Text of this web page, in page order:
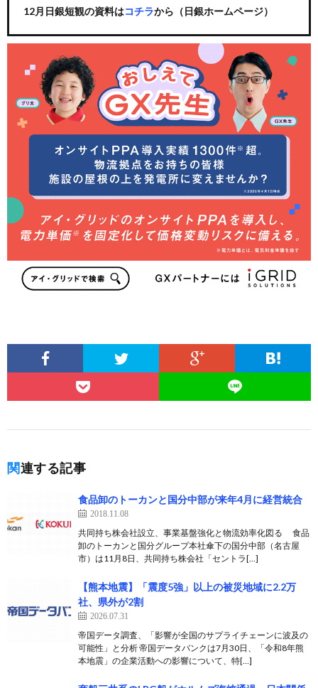
12月日銀短観の資料はコチラから（日銀ホームページ）
関連する記事
食品卸のトーカンと国分中部が来年4月に経営統合
2018.11.08
共同持ち株会社設立、事業基盤強化と物流効率化図る 食品
卸のトーカンと国分グループ本社傘下の国分中部（名古屋
市）は11月8日、共同持ち株会社「セントラ[…]
【熊本地震】「震度5強」以上の被災地域に2.2万
社、県外が2割
2026.07.31
帝国データ調査、「影響が全国のサプライチェーンに波及の
可能性」と分析 帝国データバンクは7月30日、「令和8年熊
本地震」の企業活動への影響について、特[…]